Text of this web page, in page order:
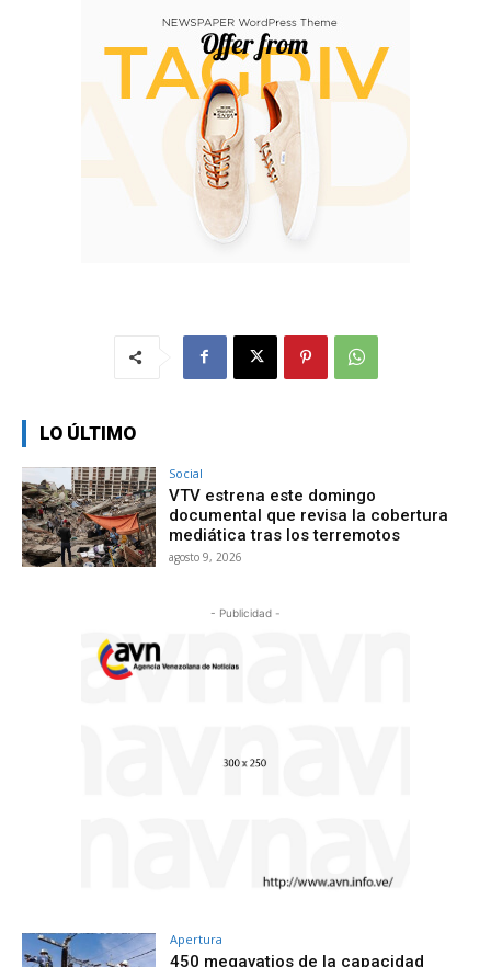
LO ÚLTIMO
Social
VTV estrena este domingo
documental que revisa la cobertura
mediática tras los terremotos
agosto 9, 2026
- Publicidad -
Apertura
450 megavatios de la capacidad